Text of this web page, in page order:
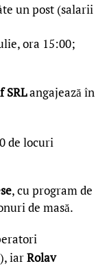
un post (salarii
ora 15:00;
SRLangajează în
de locuri
, cu program de
de masă.
iarRolav